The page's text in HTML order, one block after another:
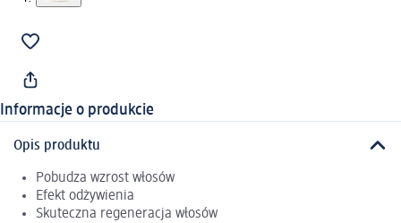
Informacje o produkcie
Opis produktu
Pobudza wzrost włosów
Efekt odżywienia
Skuteczna regeneracja włosów